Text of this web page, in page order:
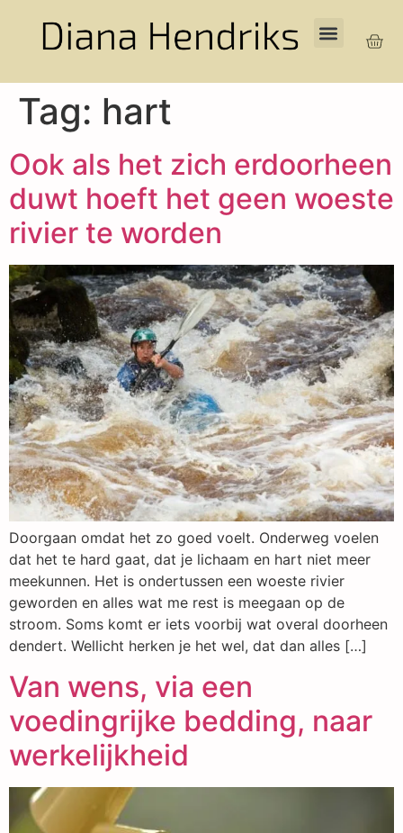
Tag: hart
Ook als het zich erdoorheen
duwt hoeft het geen woeste
rivier te worden
Doorgaan omdat het zo goed voelt. Onderweg voelen
dat het te hard gaat, dat je lichaam en hart niet meer
meekunnen. Het is ondertussen een woeste rivier
geworden en alles wat me rest is meegaan op de
stroom. Soms komt er iets voorbij wat overal doorheen
dendert. Wellicht herken je het wel, dat dan alles […]
Van wens, via een
voedingrijke bedding, naar
werkelijkheid